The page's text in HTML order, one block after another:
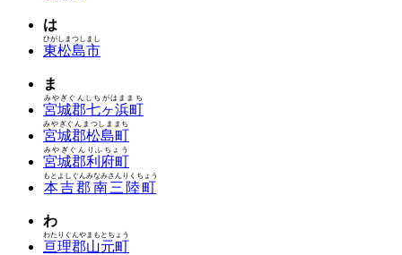
は
東松島市
ひがしまつしまし
ま
宮城郡七ヶ浜町
みやぎぐんしちがはままち
宮城郡松島町
みやぎぐんまつしままち
宮城郡利府町
みやぎぐんりふちょう
本吉郡南三陸町
もとよしぐんみなみさんりくちょう
わ
亘理郡山元町
わたりぐんやまもとちょう